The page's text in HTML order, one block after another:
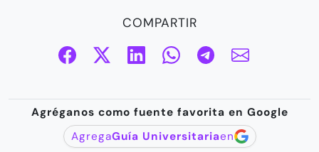
COMPARTIR
Agréganos como fuente favorita en Google
AgregaGuía Universitariaen